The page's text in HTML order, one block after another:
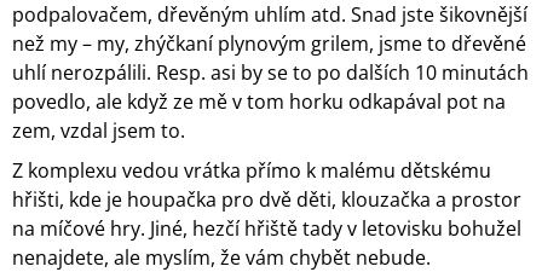
podpalovačem, dřevěným uhlím atd. Snad jste šikovnější
než my – my, zhýčkaní plynovým grilem, jsme to dřevěné
uhlí nerozpálili. Resp. asi by se to po dalších 10 minutách
povedlo, ale když ze mě v tom horku odkapával pot na
zem, vzdal jsem to.
Z komplexu vedou vrátka přímo k malému dětskému
hřišti, kde je houpačka pro dvě děti, klouzačka a prostor
na míčové hry. Jiné, hezčí hřiště tady v letovisku bohužel
nenajdete, ale myslím, že vám chybět nebude.